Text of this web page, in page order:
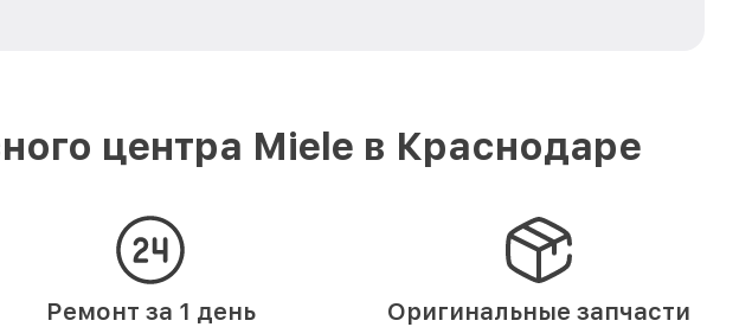
центра Miele в Краснодаре
Ремонт за 1 день
Оригинальные запчасти